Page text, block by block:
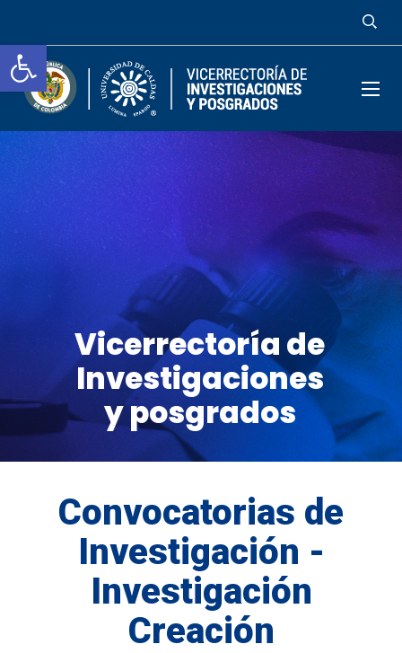
Abrir barra de herramientas
Vicerrectoría de
Investigaciones
y posgrados
Convocatorias de
Investigación -
Investigación
Creación